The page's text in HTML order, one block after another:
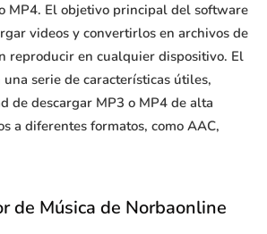
MP4. El objetivo principal del software
videos y convertirlos en archivos de
reproducir en cualquier dispositivo. El
serie de características útiles,
de descargar MP3 o MP4 de alta
a diferentes formatos, como AAC,
de Música de Norbaonline